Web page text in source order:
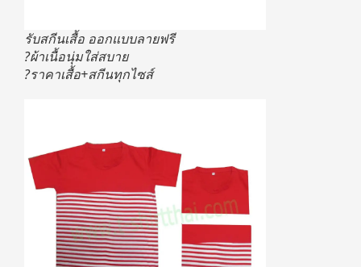
รับสกีนเสื้อ ออกแบบลายฟรี
?ผ้าเนื้อนุ่มใส่สบาย
?ราคาเสื้อ+สกีนทุกไซส์